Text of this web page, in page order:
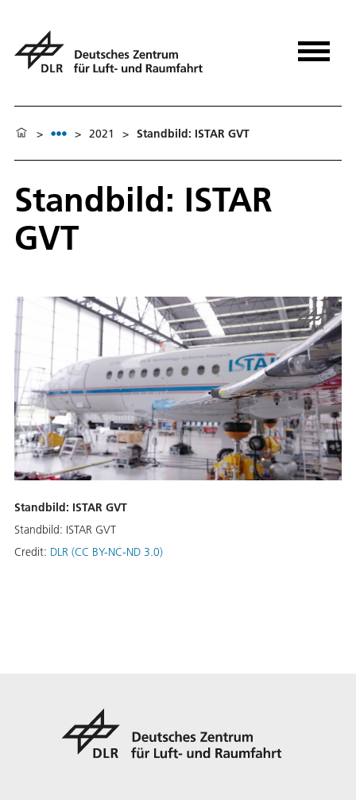
> > 2021 > Standbild: ISTAR GVT
Standbild: ISTAR
GVT
Standbild: ISTAR GVT
Standbild: ISTAR GVT
Credit: DLR (CC BY-NC-ND 3.0)